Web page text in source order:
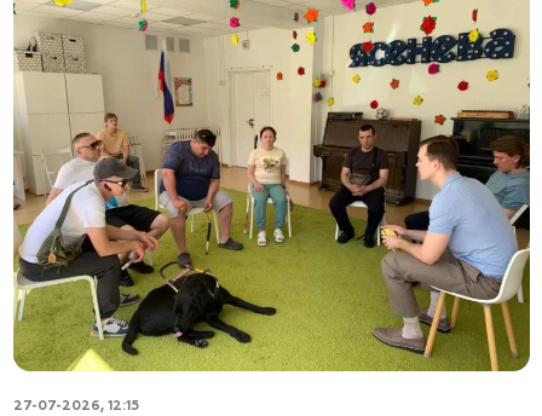
27-07-2026, 12:15